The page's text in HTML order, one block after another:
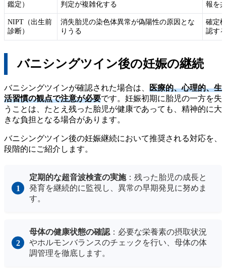
鑑定）
判定が複雑化する
報を
NIPT（出生前
診断）
消失胎児の染色体異常が偽陽性の原因とな
りうる
確定
認す
バニシングツイン後の妊娠の継続
バニシングツインが確認された場合は、 医療的、心理的、生
活習慣の観点で注意が必要です。妊娠初期に胎児の一方を失
うことは、たとえ残った胎児が健康であっても、精神的に大
きな負担となる場合があります。
バニシングツイン後の妊娠継続において推奨される対応を、
段階的にご紹介します。
定期的な超音波検査の実施：残った胎児の成長と
発育を継続的に監視し、異常の早期発見に努めま
す。
母体の健康状態の確認 ：必要な栄養素の摂取状況
やホルモンバランスのチェックを行い、母体の体
調管理を徹底します。